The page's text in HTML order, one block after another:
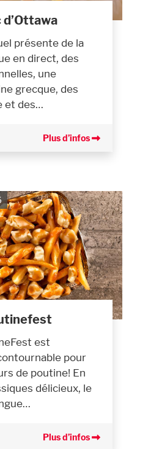
présente de la
en direct, des
une
grecque, des
et des…
Plus d’infos
est
pour
de poutine! En
délicieux, le
Plus d’infos